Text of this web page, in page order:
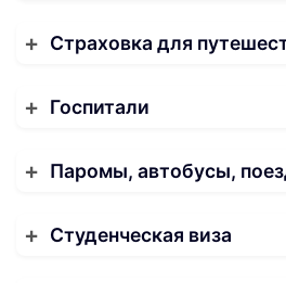
Страховка для
Госпитали
Паромы, автобусы,
Студенческая виза